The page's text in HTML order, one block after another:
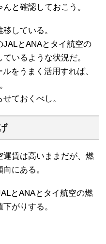
と確認しておこう。
している。
とANAとタイ航空の
いるような状況だ。
をうまく活用すれば、
ておくべし。
賃は高いままだが、燃
にある。
とANAとタイ航空の燃
がりする。